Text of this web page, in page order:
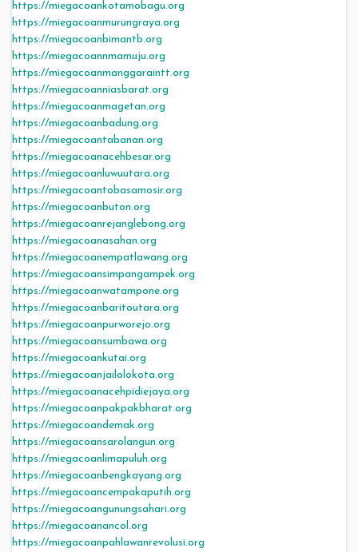
https://miegacoankotamobagu.org
https://miegacoanmurungraya.org
https://miegacoanbimantb.org
https://miegacoannmamuju.org
https://miegacoanmanggaraintt.org
https://miegacoanniasbarat.org
https://miegacoanmagetan.org
https://miegacoanbadung.org
https://miegacoantabanan.org
https://miegacoanacehbesar.org
https://miegacoanluwuutara.org
https://miegacoantobasamosir.org
https://miegacoanbuton.org
https://miegacoanrejanglebong.org
https://miegacoanasahan.org
https://miegacoanempatlawang.org
https://miegacoansimpangampek.org
https://miegacoanwatampone.org
https://miegacoanbaritoutara.org
https://miegacoanpurworejo.org
https://miegacoansumbawa.org
https://miegacoankutai.org
https://miegacoanjailolokota.org
https://miegacoanacehpidiejaya.org
https://miegacoanpakpakbharat.org
https://miegacoandemak.org
https://miegacoansarolangun.org
https://miegacoanlimapuluh.org
https://miegacoanbengkayang.org
https://miegacoancempakaputih.org
https://miegacoangunungsahari.org
https://miegacoanancol.org
https://miegacoanpahlawanrevolusi.org